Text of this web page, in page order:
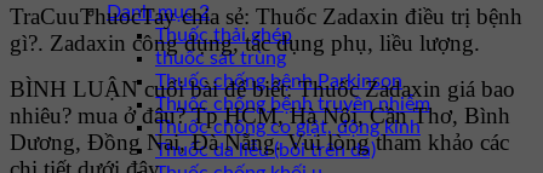
Danh mục 2
Thuốc thải ghép
thuốc sát trùng
Thuốc chống bệnh Parkinson
Thuốc chống bệnh truyền nhiễm
Thuốc chống co giật, động kinh
Thuốc da liễu (bôi trên da)
TraCuuThuocTay chia sẻ: Thuốc Zadaxin điều trị bệnh
gì?. Zadaxin công dụng, tác dụng phụ, liều lượng.
BÌNH LUẬN cuối bài để biết: Thuốc Zadaxin giá bao
nhiêu? mua ở đâu? Tp HCM, Hà Nội, Cần Thơ, Bình
Dương, Đồng Nai, Đà Nẵng. Vui lòng tham khảo các